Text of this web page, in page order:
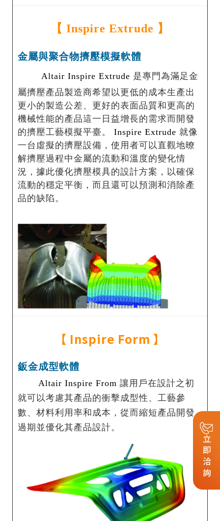
【 Inspire Extrude 】
金屬與聚合物擠壓模擬軟體
Altair Inspire Extrude 是專門為滿足金
屬擠壓產品製造商希望以更低的成本生產出
更小的製造公差、更好的表面品質和更高的
機械性能的產品這一日益增長的需求而開發
的擠壓工藝模擬平臺。 Inspire Extrude 就像
一台虛擬的擠壓設備，使用者可以直觀地暸
解擠壓過程中金屬的流動和溫度的變化情
況，據此優化擠壓模具的設計方案，以確保
流動的穩定平衡，而且還可以預測和消除產
品的缺陷。
【 Inspire Form 】
鈑金成型軟體
Altair Inspire From 讓用戶在設計之初
就可以考慮其產品的衝擊成型性、工藝參
數、材料利用率和成本，從而縮短產品開發
過期並優化其產品設計。
立即洽詢